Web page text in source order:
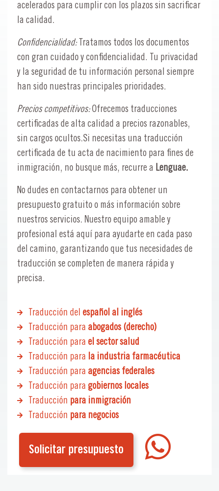
acelerados para cumplir con los plazos sin sacrificar
la calidad.
Confidencialidad:Tratamos todos los documentos
con gran cuidado y confidencialidad. Tu privacidad
y la seguridad de tu información personal siempre
han sido nuestras principales prioridades.
Precios competitivos:Ofrecemos traducciones
certificadas de alta calidad a precios razonables,
sin cargos ocultos.Si necesitas una traducción
certificada de tu acta de nacimiento para fines de
inmigración, no busque más, recurre a Lenguae.
No dudes en contactarnos para obtener un
presupuesto gratuito o más información sobre
nuestros servicios. Nuestro equipo amable y
profesional está aquí para ayudarte en cada paso
del camino, garantizando que tus necesidades de
traducción se completen de manera rápida y
precisa.
Traducción del español al inglés
Traducción para abogados (derecho)
Traducción para el sector salud
Traducción para la industria farmacéutica
Traducción para agencias federales
Traducción para gobiernos locales
Traducción para inmigración
Traducción para negocios
Solicitar presupuesto